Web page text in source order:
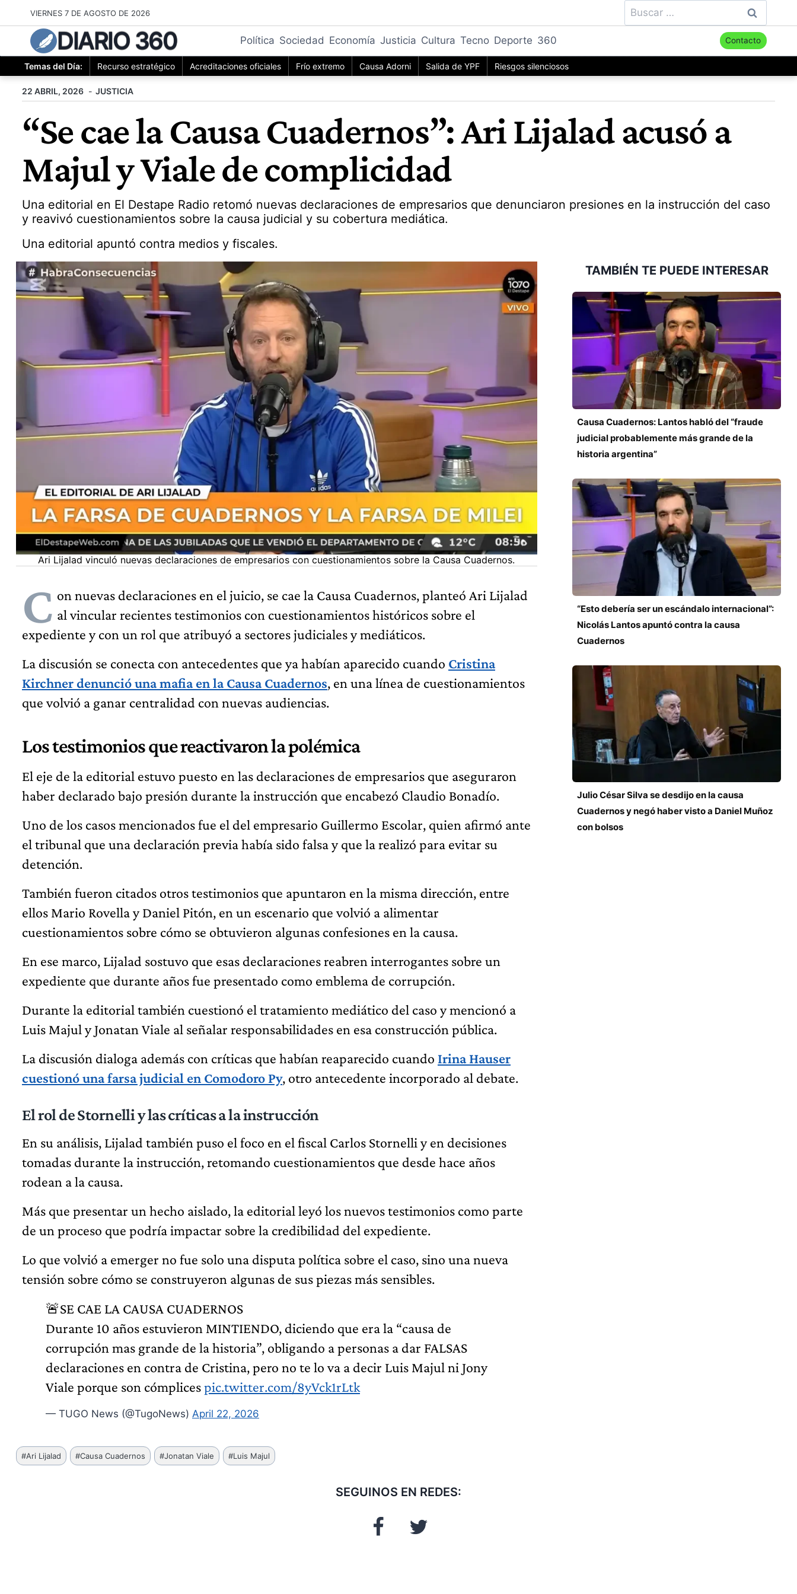
al
contenido
VIERNES 7 DE AGOSTO DE 2026 Buscar:
DIARIO 360 Política Sociedad Economía Justicia Cultura Tecno Deporte 360 Contacto
Temas del Día: Recurso estratégico Acreditaciones oficiales Frío extremo Causa Adorni Salida de YPF Riesgos silenciosos
22 ABRIL, 2026 JUSTICIA
“Se cae la Causa Cuadernos”: Ari Lijalad acusó a
Majul y Viale de complicidad
Una editorial en El Destape Radio retomó nuevas declaraciones de empresarios que denunciaron presiones en la instrucción del caso
y reavivó cuestionamientos sobre la causa judicial y su cobertura mediática.
Una editorial apuntó contra medios y fiscales.
Ari Lijalad vinculó nuevas declaraciones de empresarios con cuestionamientos sobre la Causa Cuadernos.
C on nuevas declaraciones en el juicio, se cae la Causa Cuadernos, planteó Ari Lijalad
al vincular recientes testimonios con cuestionamientos históricos sobre el
expediente y con un rol que atribuyó a sectores judiciales y mediáticos.
La discusión se conecta con antecedentes que ya habían aparecido cuando Cristina
Kirchner denunció una mafia en la Causa Cuadernos, en una línea de cuestionamientos
que volvió a ganar centralidad con nuevas audiencias.
Los testimonios que reactivaron la polémica
El eje de la editorial estuvo puesto en las declaraciones de empresarios que aseguraron
haber declarado bajo presión durante la instrucción que encabezó Claudio Bonadío.
Uno de los casos mencionados fue el del empresario Guillermo Escolar, quien afirmó ante
el tribunal que una declaración previa había sido falsa y que la realizó para evitar su
detención.
También fueron citados otros testimonios que apuntaron en la misma dirección, entre
ellos Mario Rovella y Daniel Pitón, en un escenario que volvió a alimentar
cuestionamientos sobre cómo se obtuvieron algunas confesiones en la causa.
En ese marco, Lijalad sostuvo que esas declaraciones reabren interrogantes sobre un
expediente que durante años fue presentado como emblema de corrupción.
Durante la editorial también cuestionó el tratamiento mediático del caso y mencionó a
Luis Majul y Jonatan Viale al señalar responsabilidades en esa construcción pública.
La discusión dialoga además con críticas que habían reaparecido cuando Irina Hauser
cuestionó una farsa judicial en Comodoro Py, otro antecedente incorporado al debate.
El rol de Stornelli y las críticas a la instrucción
En su análisis, Lijalad también puso el foco en el fiscal Carlos Stornelli y en decisiones
tomadas durante la instrucción, retomando cuestionamientos que desde hace años
rodean a la causa.
Más que presentar un hecho aislado, la editorial leyó los nuevos testimonios como parte
de un proceso que podría impactar sobre la credibilidad del expediente.
Lo que volvió a emerger no fue solo una disputa política sobre el caso, sino una nueva
tensión sobre cómo se construyeron algunas de sus piezas más sensibles.
🚨SE CAE LA CAUSA CUADERNOS
Durante 10 años estuvieron MINTIENDO, diciendo que era la “causa de
corrupción mas grande de la historia”, obligando a personas a dar FALSAS
declaraciones en contra de Cristina, pero no te lo va a decir Luis Majul ni Jony
Viale porque son cómplicespic.twitter.com/8yVck1rLtk
— TUGO News (@TugoNews) April 22, 2026
Etiquetas
de
#Ari Lijalad #Causa Cuadernos #Jonatan Viale #Luis Majul
TAMBIÉN TE PUEDE INTERESAR
Causa Cuadernos: Lantos habló del “fraude
judicial probablemente más grande de la
historia argentina”
“Esto debería ser un escándalo internacional”:
Nicolás Lantos apuntó contra la causa
Cuadernos
Julio César Silva se desdijo en la causa
Cuadernos y negó haber visto a Daniel Muñoz
con bolsos
SEGUINOS EN REDES: